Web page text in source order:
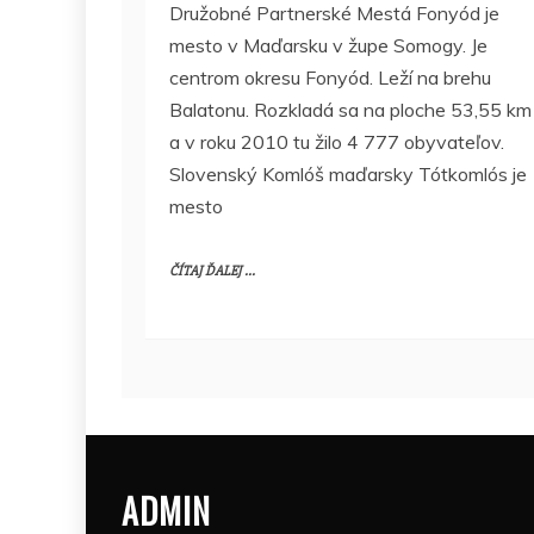
Družobné Partnerské Mestá Fonyód je
mesto v Maďarsku v župe Somogy. Je
centrom okresu Fonyód. Leží na brehu
Balatonu. Rozkladá sa na ploche 53,55 km
a v roku 2010 tu žilo 4 777 obyvateľov.
Slovenský Komlóš maďarsky Tótkomlós je
mesto
ČÍTAJ ĎALEJ ...
ADMIN